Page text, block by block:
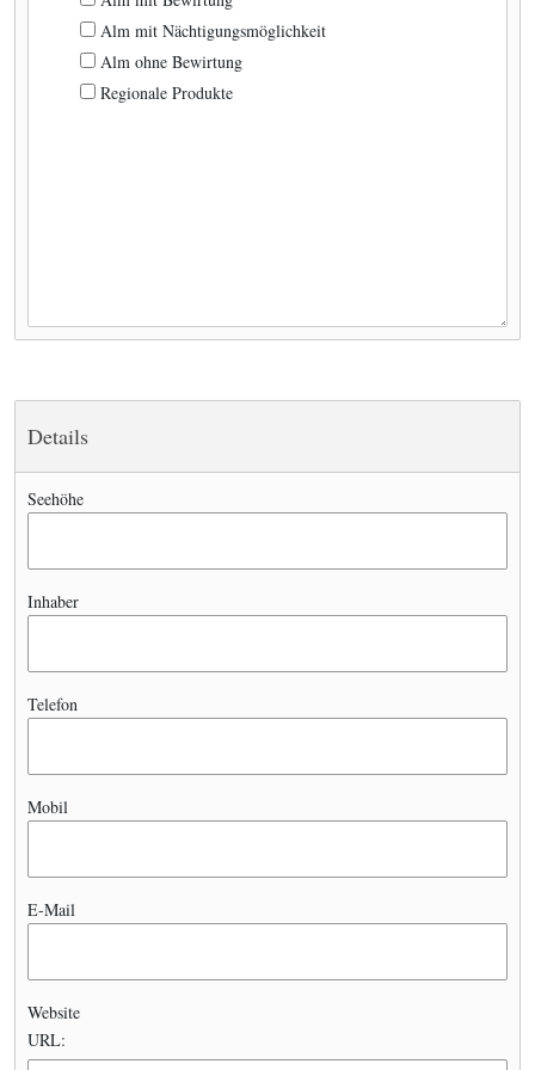
Alm mit Nächtigungsmöglichkeit
Alm ohne Bewirtung
Regionale Produkte
Details
Seehöhe
Inhaber
Telefon
Mobil
E-Mail
Website
URL: